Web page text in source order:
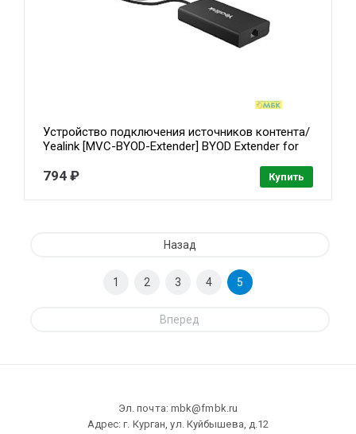
Устройство подключения источников контента/
Yealink [MVC-BYOD-Extender] BYOD Extender for
[1303113]
794 ₽ Купить
Назад
1 2 3 4 5
Вперед
Эл. почта: mbk@fmbk.ru
Адрес: г. Курган, ул. Куйбышева, д.12